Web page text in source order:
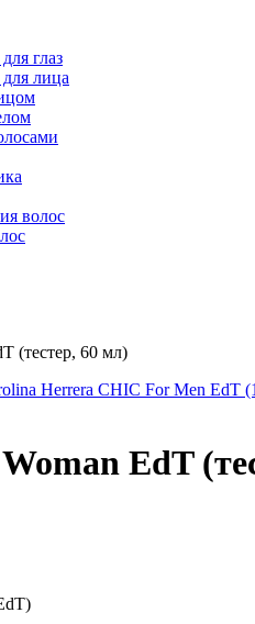
глаз
лица
волос
(тестер, 60 мл)
Herrera CHIC For Men EdT
EdT